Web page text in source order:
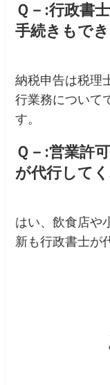
Ｑ－:行政書
手続きもで
納税申告は税理
行業務について
す。
Ｑ－:営業許
が代行して
はい、飲食店や
新も行政書士が